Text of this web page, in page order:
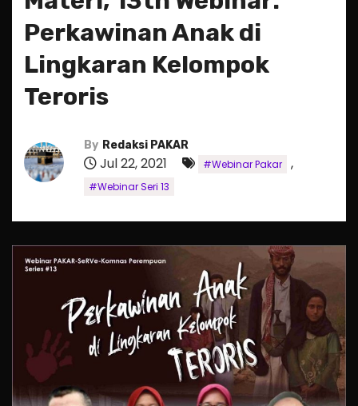
Perkawinan Anak di
Lingkaran Kelompok
Teroris
By Redaksi PAKAR
Jul 22, 2021 #Webinar Pakar ,
#Webinar Seri 13